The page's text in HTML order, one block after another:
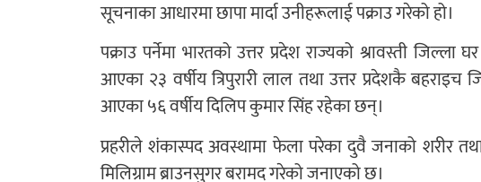
सूचनाका आधारमा छापा मार्दा उनीहरूलाई पक्राउ गरेको हो।
पक्राउ पर्नेमा भारतको उत्तर प्रदेश राज्यको श्रावस्ती जिल्ला
आएका २३ वर्षीय त्रिपुरारी लाल तथा उत्तर प्रदेशकै बहराइच
आएका ५६ वर्षीय दिलिप कुमार सिंह रहेका छन्।
प्रहरीले शंकास्पद अवस्थामा फेला परेका दुवै जनाको शरीर
मिलिग्राम ब्राउनसुगर बरामद गरेको जनाएको छ।